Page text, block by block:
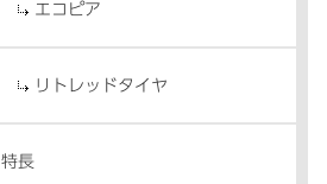
エコピア
リトレッドタイヤ
特長